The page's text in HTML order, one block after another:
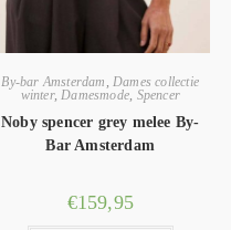
By-bar Amsterdam ,Dames collectie
winter,Damesmode, Spencer
Noby spencer grey melee By-
Bar Amsterdam
€159,95